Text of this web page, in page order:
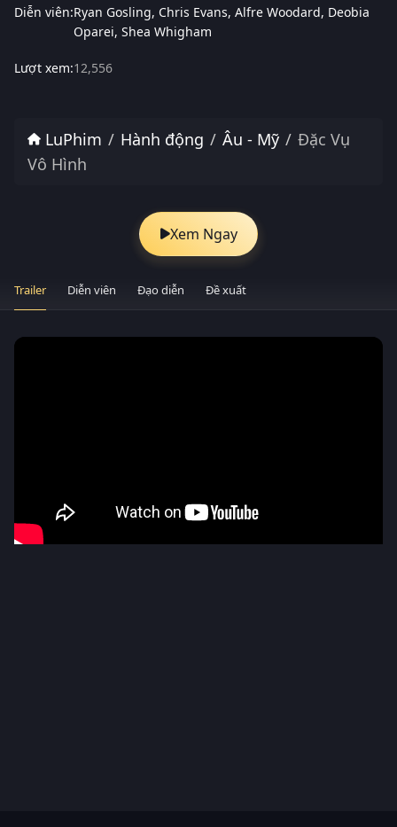
Diễn viên:Ryan Gosling Chris Evans Alfre Woodard Deobia
Oparei Shea Whigham
Lượt xem:12,556
LuPhim Hành động Âu - Mỹ
Đặc Vụ
Vô Hình
Xem Ngay
Trailer Diễn viên Đạo diễn Đề xuất